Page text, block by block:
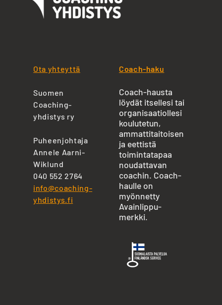
Ota yhteyttä
Suomen
Coaching-
yhdistys ry
Puheenjohtaja
Annele Aarni-
Wiklund
040 552 2764
info@coaching-
yhdistys.fi
Coach-haku
Coach-hausta
löydät itsellesi tai
organisaatiollesi
koulutetun,
ammattitaitoisen
ja eettistä
toimintatapaa
noudattavan
coachin. Coach-
haulle on
myönnetty
Avainlippu-
merkki.